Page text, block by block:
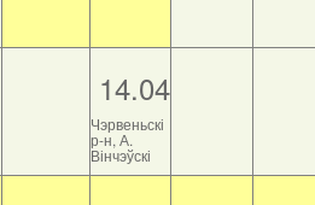
14.04
Чэрвеньскі
р-н, А.
Вінчэўскі